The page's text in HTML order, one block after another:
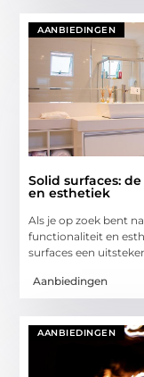
AANBIEDINGEN
Solid surfaces:
en esthetiek
Als je op zoek bent
functionaliteit en
surfaces een
Aanbiedingen
AANBIEDINGEN